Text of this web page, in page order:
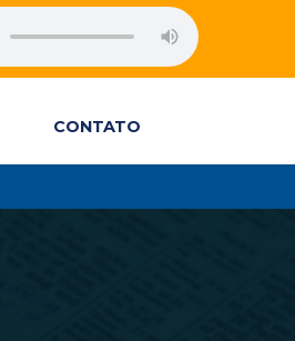
CONTATO